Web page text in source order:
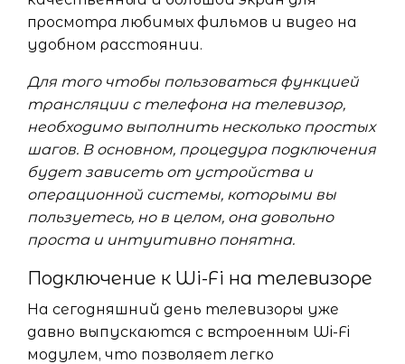
просмотра любимых фильмов и видео на
удобном расстоянии.
Для того чтобы пользоваться функцией
трансляции с телефона на телевизор,
необходимо выполнить несколько простых
шагов. В основном, процедура подключения
будет зависеть от устройства и
операционной системы, которыми вы
пользуетесь, но в целом, она довольно
проста и интуитивно понятна.
Подключение к Wi-Fi на телевизоре
На сегодняшний день телевизоры уже
давно выпускаются с встроенным Wi-Fi
модулем, что позволяет легко